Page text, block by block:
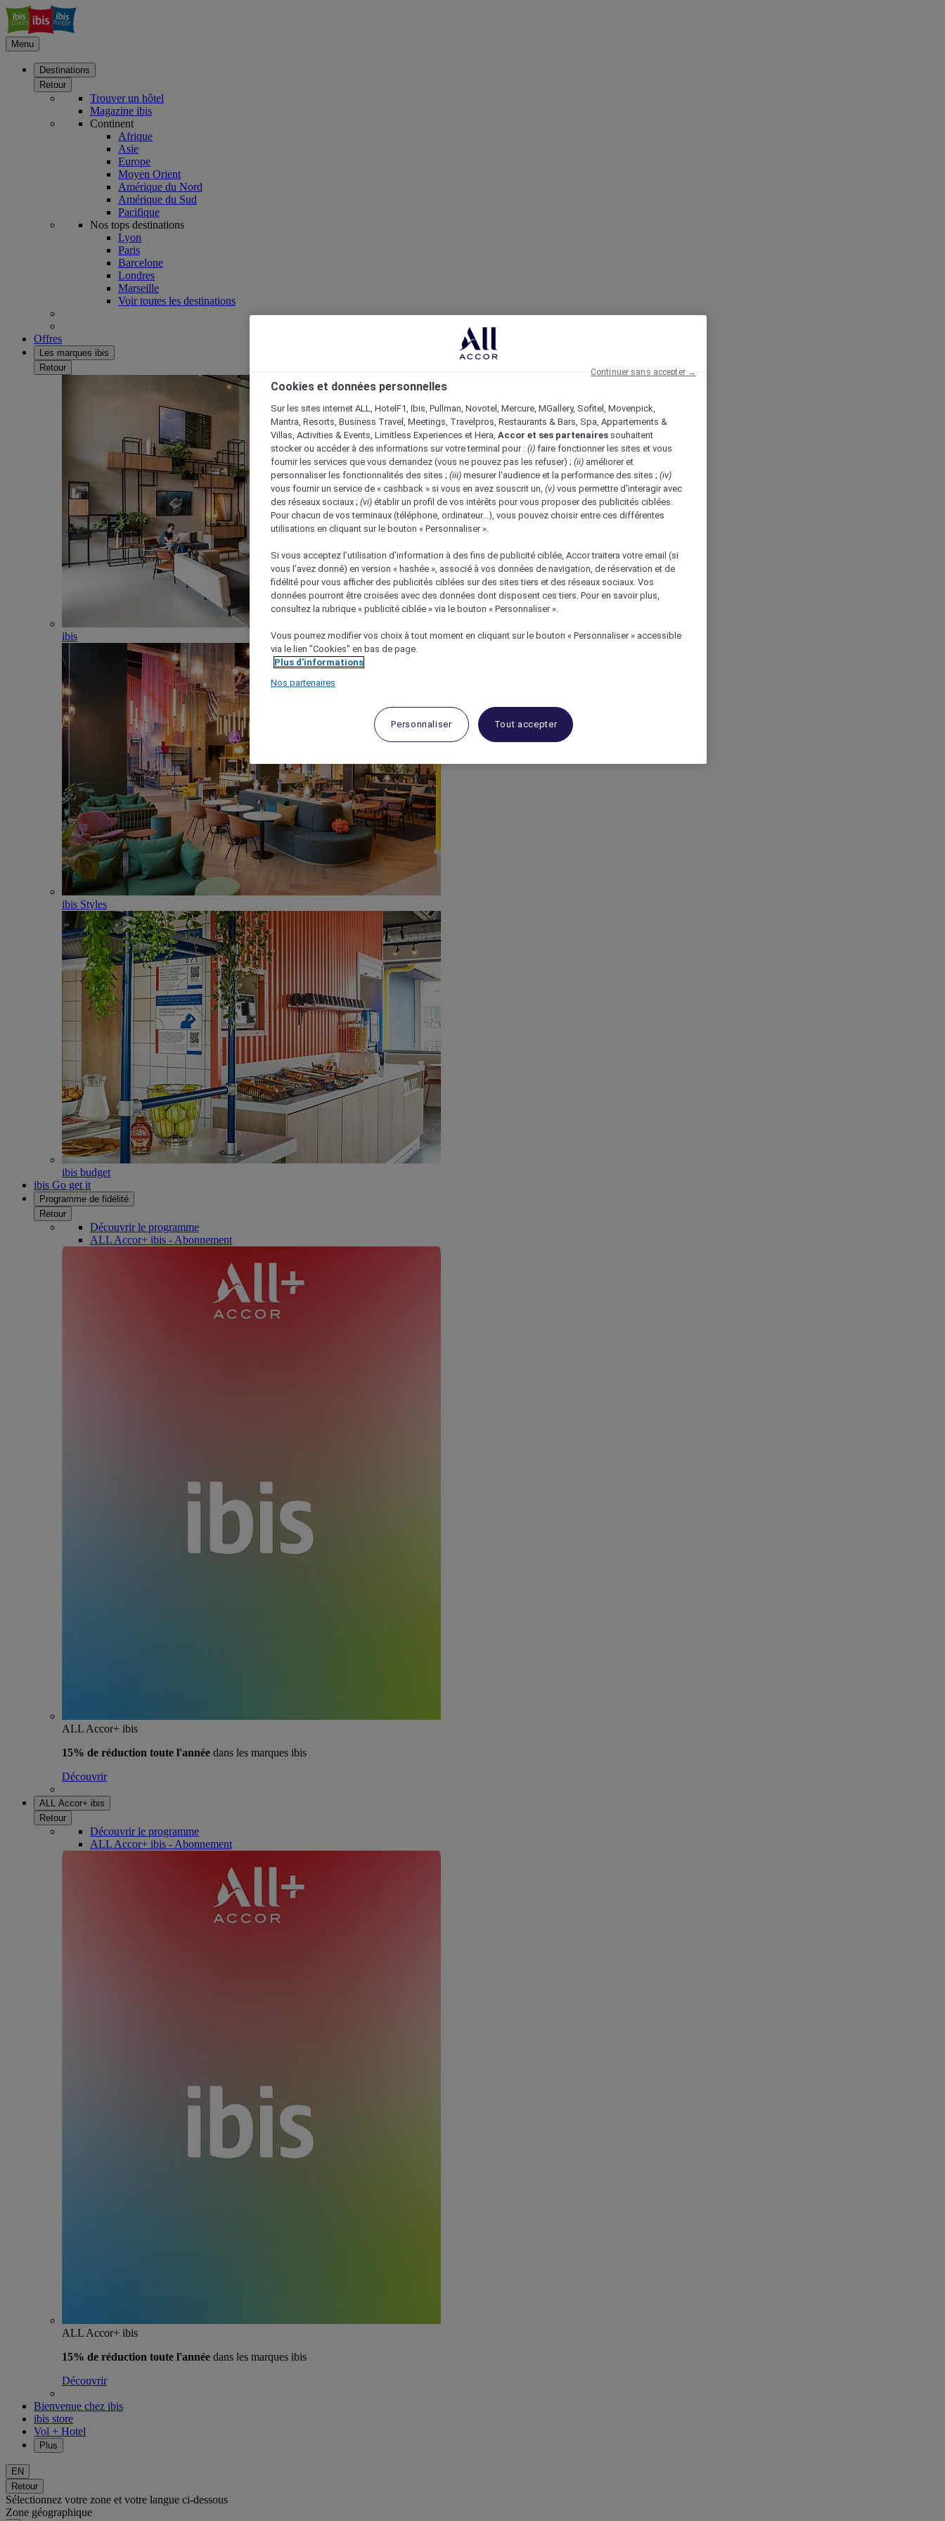
Menu
Destinations
Retour
Trouver un hôtel
Magazine ibis
Continent
Afrique
Asie
Europe
Moyen Orient
Amérique du Nord
Amérique du Sud
Pacifique
Nos tops destinations
Lyon
Paris
Barcelone
Londres
Marseille
Voir toutes les destinations
Offres
Les marques ibis
Retour
ibis
ibis Styles
ibis budget
ibis Go get it
Programme de fidélité
Retour
Découvrir le programme
ALL Accor+ ibis - Abonnement
ALL Accor+ ibis
15% de réduction toute l'année dans les marques ibis
Découvrir
ALL Accor+ ibis
Retour
Découvrir le programme
ALL Accor+ ibis - Abonnement
ALL Accor+ ibis
15% de réduction toute l'année dans les marques ibis
Découvrir
Bienvenue chez ibis
ibis store
Vol + Hotel
Plus
EN
Retour
Sélectionnez votre zone et votre langue ci-dessous
Zone géographique
Cookies et données personnelles
Sur les sites internet ALL, HotelF1, Ibis, Pullman, Novotel, Mercure, MGallery, Sofitel, Movenpick,
Mantra, Resorts, Business Travel, Meetings, Travelpros, Restaurants & Bars, Spa, Appartements &
Villas, Activities & Events, Limitless Experiences et Hera, Accor et ses partenaires souhaitent
stocker ou accéder à des informations sur votre terminal pour : (i) faire fonctionner les sites et vous
fournir les services que vous demandez (vous ne pouvez pas les refuser) ; (ii) améliorer et
personnaliser les fonctionnalités des sites ; (iii) mesurer l'audience et la performance des sites ; (iv)
vous fournir un service de « cashback » si vous en avez souscrit un, (v) vous permettre d'interagir avec
des réseaux sociaux ; (vi) établir un profil de vos intérêts pour vous proposer des publicités ciblées.
Pour chacun de vos terminaux (téléphone, ordinateur…), vous pouvez choisir entre ces différentes
utilisations en cliquant sur le bouton « Personnaliser ».
Si vous acceptez l’utilisation d’information à des fins de publicité ciblée, Accor traitera votre email (si
vous l’avez donné) en version « hashée », associé à vos données de navigation, de réservation et de
fidélité pour vous afficher des publicités ciblées sur des sites tiers et des réseaux sociaux. Vos
données pourront être croisées avec des données dont disposent ces tiers. Pour en savoir plus,
consultez la rubrique « publicité ciblée » via le bouton « Personnaliser ».
Vous pourrez modifier vos choix à tout moment en cliquant sur le bouton « Personnaliser » accessible
via le lien "Cookies" en bas de page.
Plus d'informations
Nos partenaires
Personnaliser Tout accepter
Continuer sans accepter →